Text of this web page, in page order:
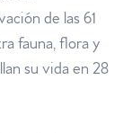
de las 61
fauna, flora y
su vida en 28